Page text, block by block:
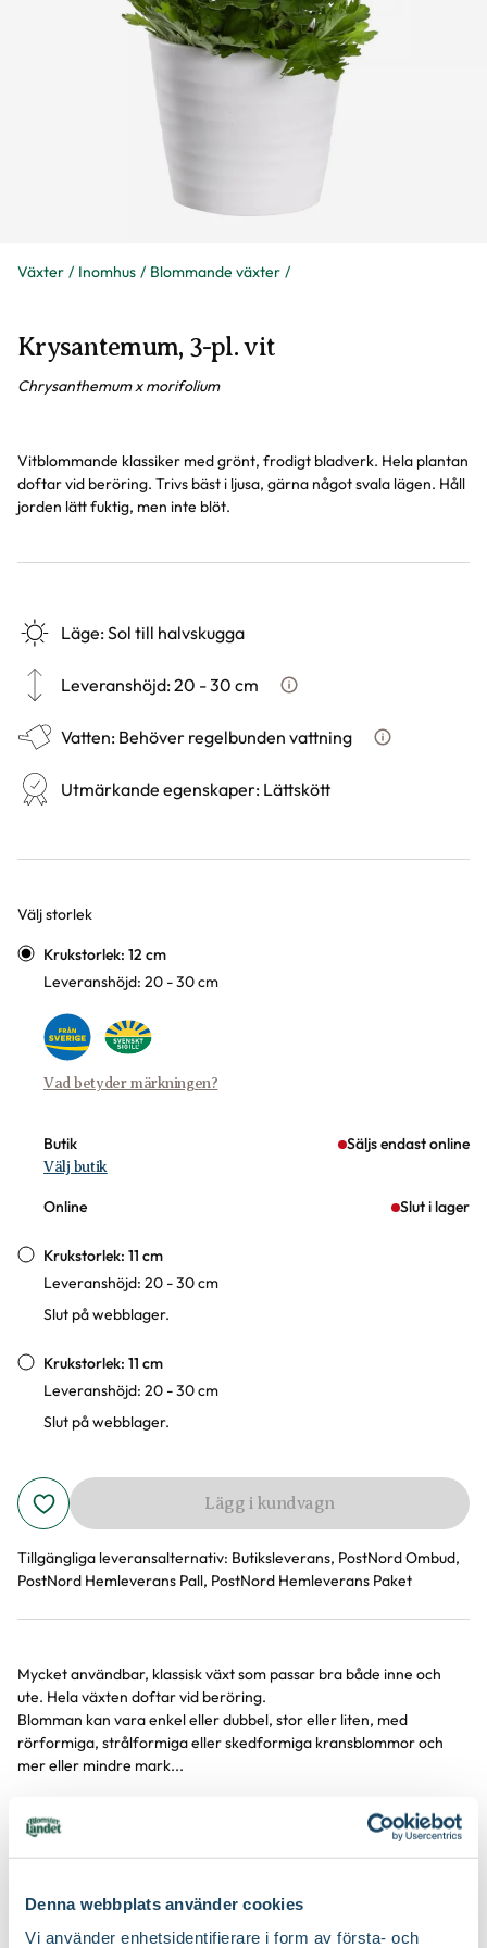
Denna webbplats använder cookies
Vi använder enhetsidentifierare i form av första- och
Växter Inomhus Blommande växter
Krysantemum, 3-pl. vit
Chrysanthemum x morifolium
Vitblommande klassiker med grönt, frodigt bladverk. Hela plantan
doftar vid beröring. Trivs bäst i ljusa, gärna något svala lägen. Håll
jorden lätt fuktig, men inte blöt.
Läge:Sol till halvskugga
Leveranshöjd:20 - 30 cm Hur vi mäter leveranshöjd på
Vatten: Behöver regelbunden vattning Hur ska du
Utmärkande egenskaper: Lättskött
Välj storlek
Varianter
Krukstorlek: 12 cm
Leveranshöjd: 20 - 30 cm
Vad betyder märkningen?
Butik Säljs endast online
Välj butik
Online Slut i lager
Krukstorlek: 11 cm
Leveranshöjd: 20 - 30 cm
Slut på webblager.
Krukstorlek: 11 cm
Leveranshöjd: 20 - 30 cm
Slut på webblager.
Lägg i kundvagn
Tillgängliga leveransalternativ: Butiksleverans, PostNord Ombud,
PostNord Hemleverans Pall, PostNord Hemleverans Paket
Produktinformation
Mycket användbar, klassisk växt som passar bra både inne och
ute. Hela växten doftar vid beröring.
Blomman kan vara enkel eller dubbel, stor eller liten, med
rörformiga, strålformiga eller skedformiga kransblommor och
mer eller mindre mark...
Produktspecifikation